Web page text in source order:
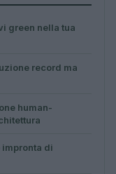
green nella tua
record ma
human-
di